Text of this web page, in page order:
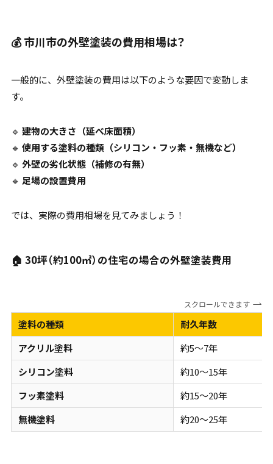
💰 市川市の外壁塗装の費用相場は？
一般的に、外壁塗装の費用は以下のような要因で変動しま
す。
🔹 建物の大きさ（延べ床面積）
🔹 使用する塗料の種類（シリコン・フッ素・無機など）
🔹 外壁の劣化状態（補修の有無）
🔹 足場の設置費用
では、実際の費用相場を見てみましょう！
🏠 30坪（約100㎡）の住宅の場合の外壁塗装費用
スクロールできます
塗料の種類
耐久年数
アクリル塗料
約5〜7年
シリコン塗料
約10〜15年
フッ素塗料
約15〜20年
無機塗料
約20〜25年